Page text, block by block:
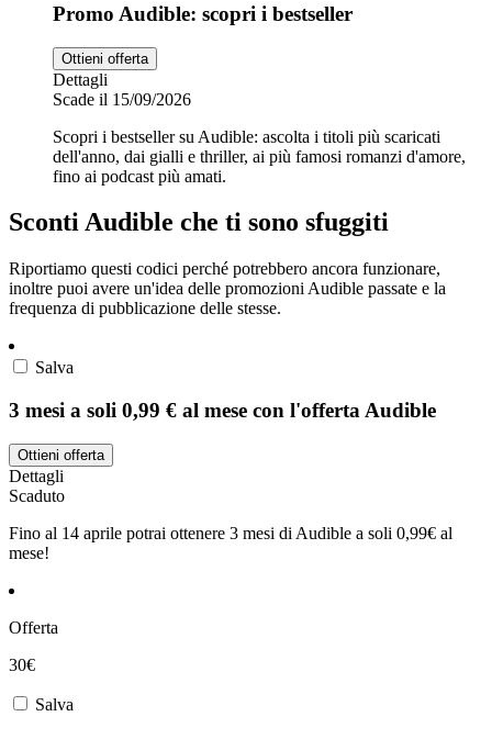
Promo Audible: scopri i bestseller
Ottieni offerta
Dettagli
Scade il 15/09/2026
Scopri i bestseller su Audible: ascolta i titoli più scaricati
dell'anno, dai gialli e thriller, ai più famosi romanzi d'amore,
fino ai podcast più amati.
Sconti Audible che ti sono sfuggiti
Riportiamo questi codici perché potrebbero ancora funzionare,
inoltre puoi avere un'idea delle promozioni Audible passate e la
frequenza di pubblicazione delle stesse.
Salva
3 mesi a soli 0,99 € al mese con l'offerta Audible
Ottieni offerta
Dettagli
Scaduto
Fino al 14 aprile potrai ottenere 3 mesi di Audible a soli 0,99€ al
mese!
Offerta
30€
Salva